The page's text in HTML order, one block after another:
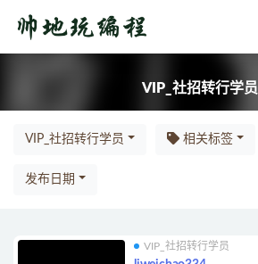
VIP_社招转行学员
VIP_社招转行学员 相关标签
发布日期
VIP_社招转行学员